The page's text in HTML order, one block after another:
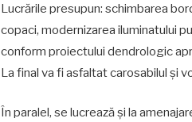
Lucrările presupun: schimbarea
copaci, modernizarea iluminatului
conform proiectului dendrologic
La final va fi asfaltat carosabilul şi
În paralel, se lucrează şi la